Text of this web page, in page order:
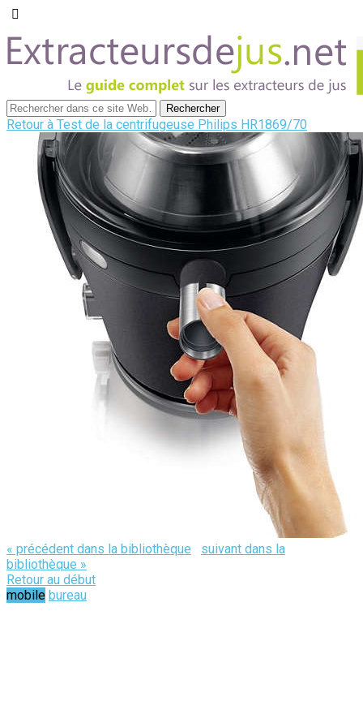
Retour à Test de la centrifugeuse Philips HR1869/70
« précédent dans la bibliothèque
suivant dans la
bibliothèque »
Retour au début
mobile bureau